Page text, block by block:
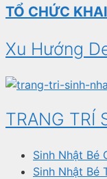
TỔ CHỨC
Xu Hướng
TRANG TRÍ
Sinh Nhật Bé
Sinh Nhật Bé